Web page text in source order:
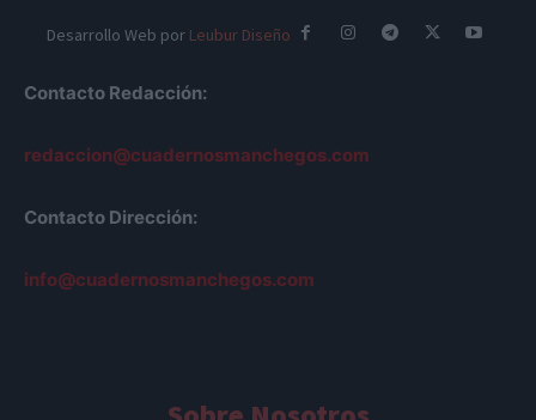
Desarrollo Web por Leubur Diseño
Contacto Redacción:
redaccion@cuadernosmanchegos.com
Contacto Dirección:
info@cuadernosmanchegos.com